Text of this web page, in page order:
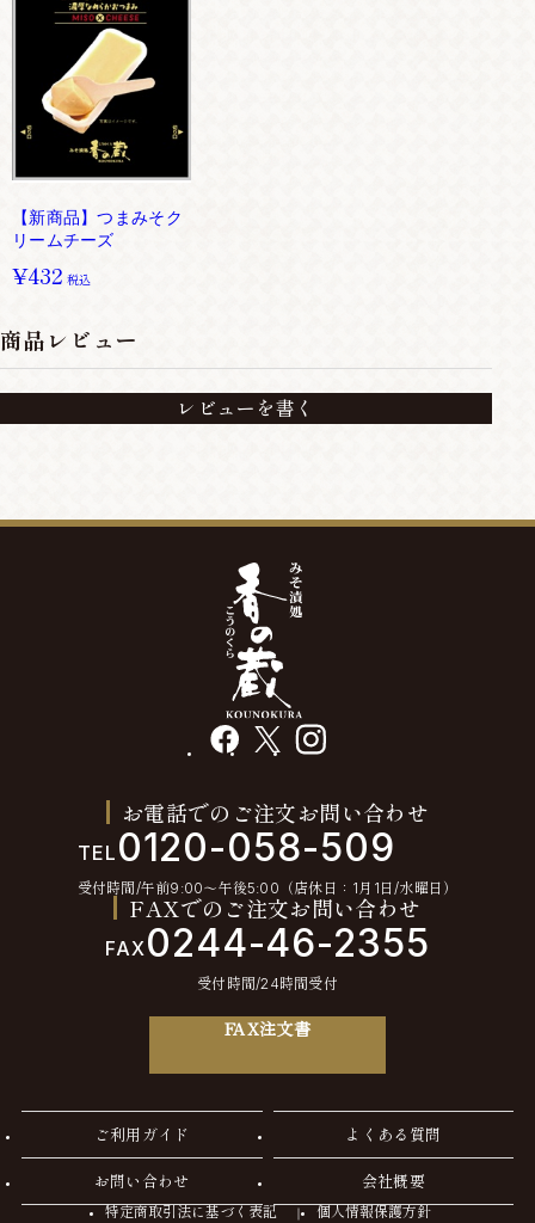
【新商品】つまみそク
リームチーズ
¥432 税込
商品レビュー
レビューを書く
facebook instagram
お電話でのご注文お問い合わせ
TEL 0120-058-509
受付時間/午前9:00〜午後5:00（店休日：1月1日/水曜日）
FAXでのご注文お問い合わせ
FAX 0244-46-2355
受付時間/24時間受付
FAX注文書
ご利用ガイド よくある質問
お問い合わせ 会社概要
特定商取引法に基づく表記 個人情報保護方針